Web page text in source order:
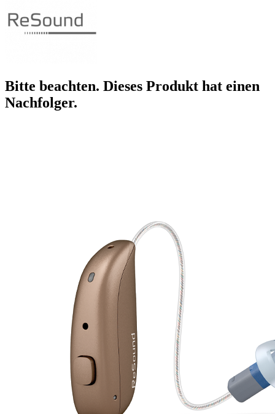
Bitte beachten. Dieses Produkt hat einen
Nachfolger.